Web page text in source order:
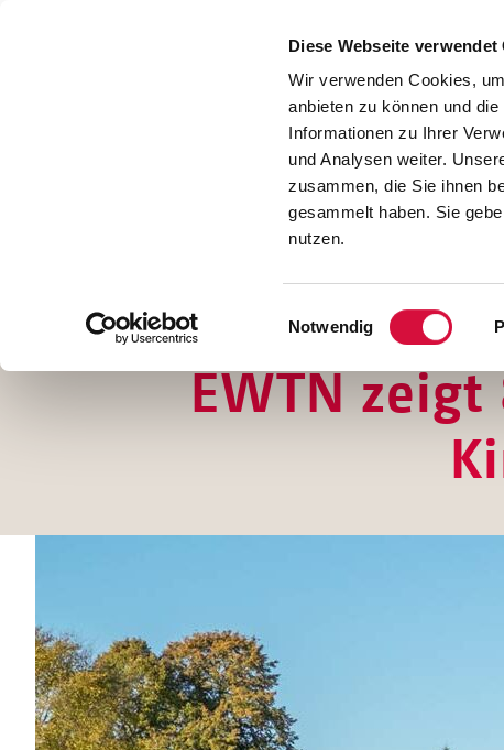
Diese Webseite verwendet
Wir verwenden Cookies,
anbieten zu können und
Informationen zu Ihrer
und Analysen weiter.
zusammen, die Sie ihnen
gesammelt haben. Sie
nutzen.
Einwilligungsauswahl
Notwendig
EWTN